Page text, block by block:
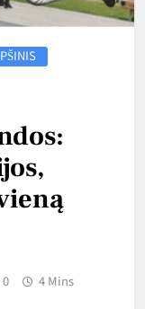
0 4 Mins